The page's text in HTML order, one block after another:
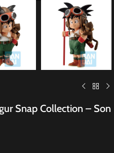
Snap Collection – Son